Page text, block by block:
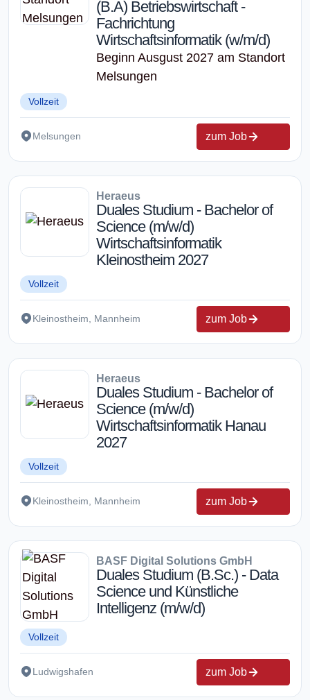
(B.A) Betriebswirtschaft -
Fachrichtung
Wirtschaftsinformatik (w/m/d)
Beginn Ausgust 2027 am Standort
Melsungen
Vollzeit
Melsungen zum Job
Heraeus
Duales Studium - Bachelor of
Science (m/w/d)
Wirtschaftsinformatik
Kleinostheim 2027
Vollzeit
Kleinostheim, Mannheim zum Job
Heraeus
Duales Studium - Bachelor of
Science (m/w/d)
Wirtschaftsinformatik Hanau
2027
Vollzeit
Kleinostheim, Mannheim zum Job
BASF Digital Solutions GmbH
Duales Studium (B.Sc.) - Data
Science und Künstliche
Intelligenz (m/w/d)
Vollzeit
Ludwigshafen zum Job